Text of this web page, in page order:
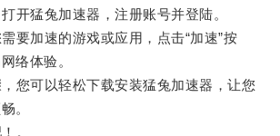
猛兔加速器，注册账号并登陆。
加速的游戏或应用，点击“加速”按
络体验。
可以轻松下载安装猛兔加速器，让您
。
。